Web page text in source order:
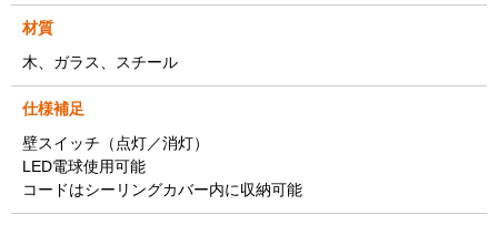
材質
木、ガラス、スチール
仕様補足
壁スイッチ（点灯／消灯）
LED電球使用可能
コードはシーリングカバー内に収納可能